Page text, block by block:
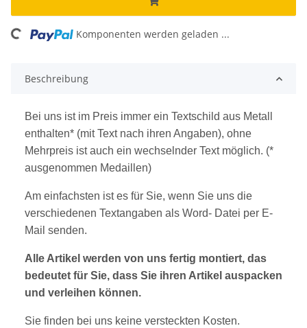
Komponenten werden geladen ...
Beschreibung
Bei uns ist im Preis immer ein Textschild aus Metall
enthalten* (mit Text nach ihren Angaben), ohne
Mehrpreis ist auch ein wechselnder Text möglich. (*
ausgenommen Medaillen)
Am einfachsten ist es für Sie, wenn Sie uns die
verschiedenen Textangaben als Word- Datei per E-
Mail senden.
Alle Artikel werden von uns fertig montiert, das
bedeutet für Sie, dass Sie ihren Artikel auspacken
und verleihen können.
Sie finden bei uns keine versteckten Kosten.